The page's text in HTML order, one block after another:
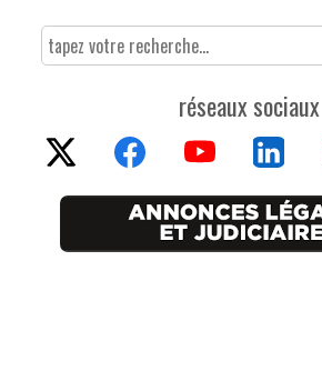
réseaux sociaux